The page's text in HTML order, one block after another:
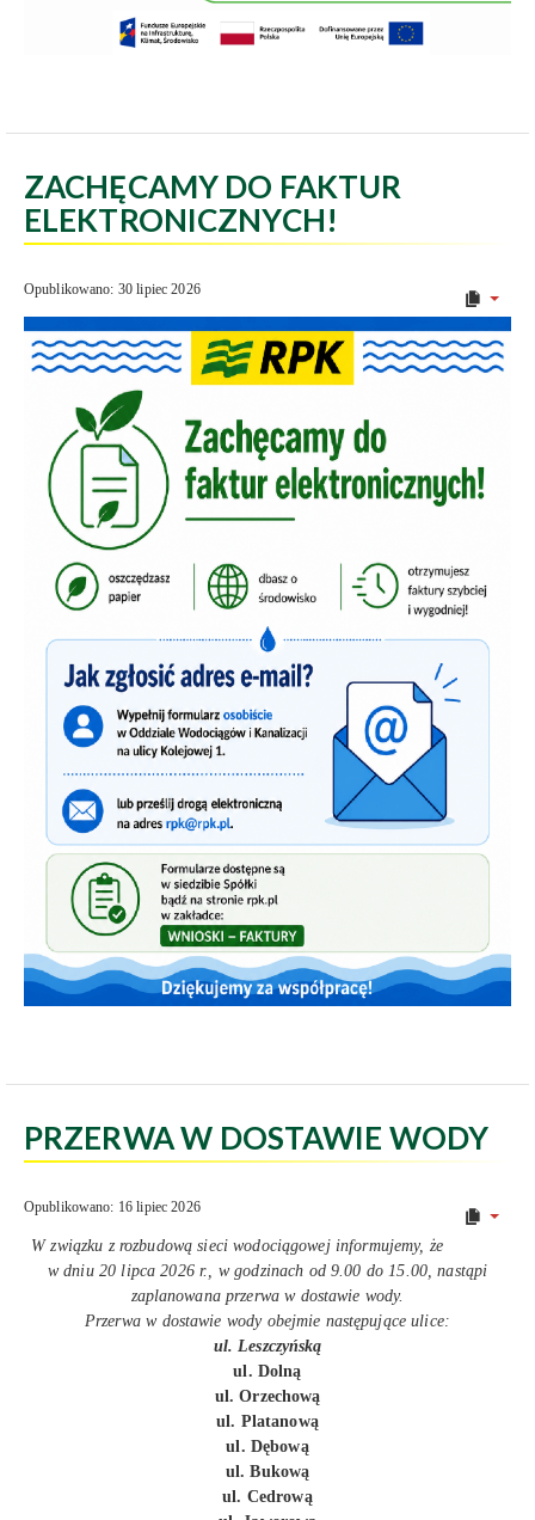
ZACHĘCAMY DO FAKTUR
ELEKTRONICZNYCH!
Opublikowano: 30 lipiec 2026
PRZERWA W DOSTAWIE WODY
Opublikowano: 16 lipiec 2026
W związku z rozbudową sieci wodociągowej informujemy, że
w dniu 20 lipca 2026 r., w godzinach od 9.00 do 15.00, nastąpi
zaplanowana przerwa w dostawie wody.
Przerwa w dostawie wody obejmie następujące ulice:
ul. Leszczyńską
ul. Dolną
ul. Orzechową
ul. Platanową
ul. Dębową
ul. Bukową
ul. Cedrową